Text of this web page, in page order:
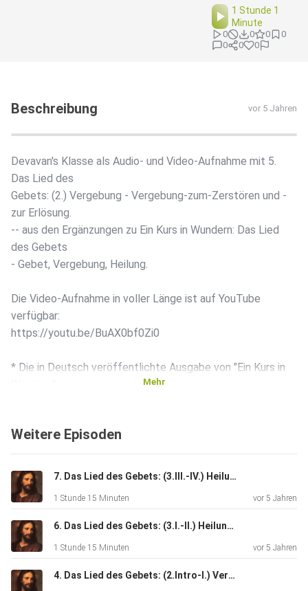
1 Stunde 1
Minute
0 0 0
0
0
0 0
Beschreibung vor 5 Jahren
Devavan's Klasse als Audio- und Video-Aufnahme mit 5.
Das Lied des
Gebets: (2.) Vergebung - Vergebung-zum-Zerstören und -
zur Erlösung.
-- aus den Ergänzungen zu Ein Kurs in Wundern: Das Lied
des Gebets
- Gebet, Vergebung, Heilung.
Die Video-Aufnahme in voller Länge ist auf YouTube
verfügbar:
https://youtu.be/BuAX0bf0Zi0
* Die in Deutsch veröffentlichte Ausgabe von "Ein Kurs in
dieser Plattform gesprochenen oder gelesenen Worte zu
Wundern“ stellen die persönliche Meinung der beitragenden
Personen
und deren persönliches Verständnis dar, und nicht
unbedingt die der
Inhaber der Rechte für „Ein Kurs in Wundern“ (z.B. Greuthof
Foundation For Inner Peace).
Mehr
Weitere Episoden
7. Das Lied des Gebets: (3.III.-IV.) Heilung - Trennung vs. Vereinigung & Heiligkeit der Heilung
1 Stunde 15 Minuten vor 5 Jahren
6. Das Lied des Gebets: (3.I.-II.) Heilung - Die Ursache der Erkrankung und Falsche vs. wahre Heilung.
1 Stunde 15 Minuten vor 5 Jahren
4. Das Lied des Gebets: (2.Intro-I.) Vergebung - Einleitung - Dir Selbst Vergeben